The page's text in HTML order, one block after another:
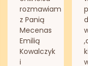
rozmawiam
z Panią
Mecenas
Emilią
Kowalczyk
i